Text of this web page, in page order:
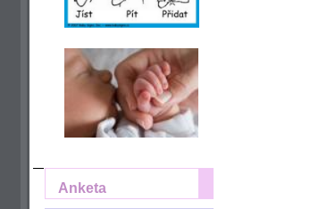
Anketa